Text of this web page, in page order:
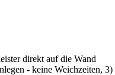
direkt auf die Wand
- keine Weichzeiten, 3)